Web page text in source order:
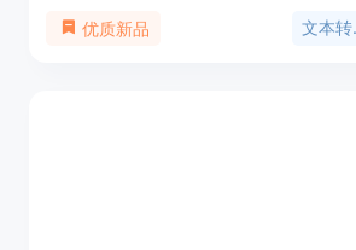
泛，包括视频配音、有声读物制作
优质新品